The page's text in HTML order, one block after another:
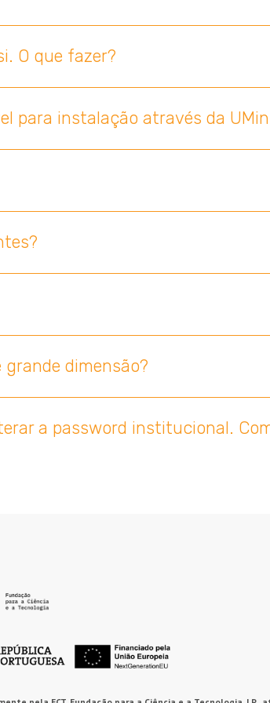
O que fazer?
para instalação através da
grande dimensão?
a password institucional.